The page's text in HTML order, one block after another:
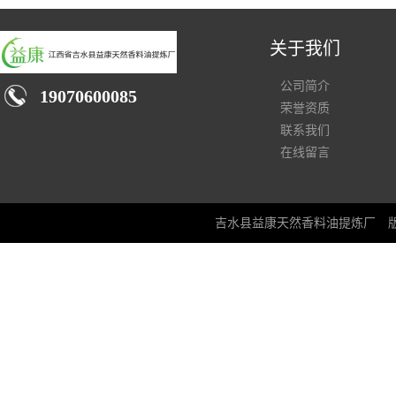
19070600085
关于我们
公司简介
荣誉资质
联系我们
在线留言
吉水县益康天然香料油提炼厂